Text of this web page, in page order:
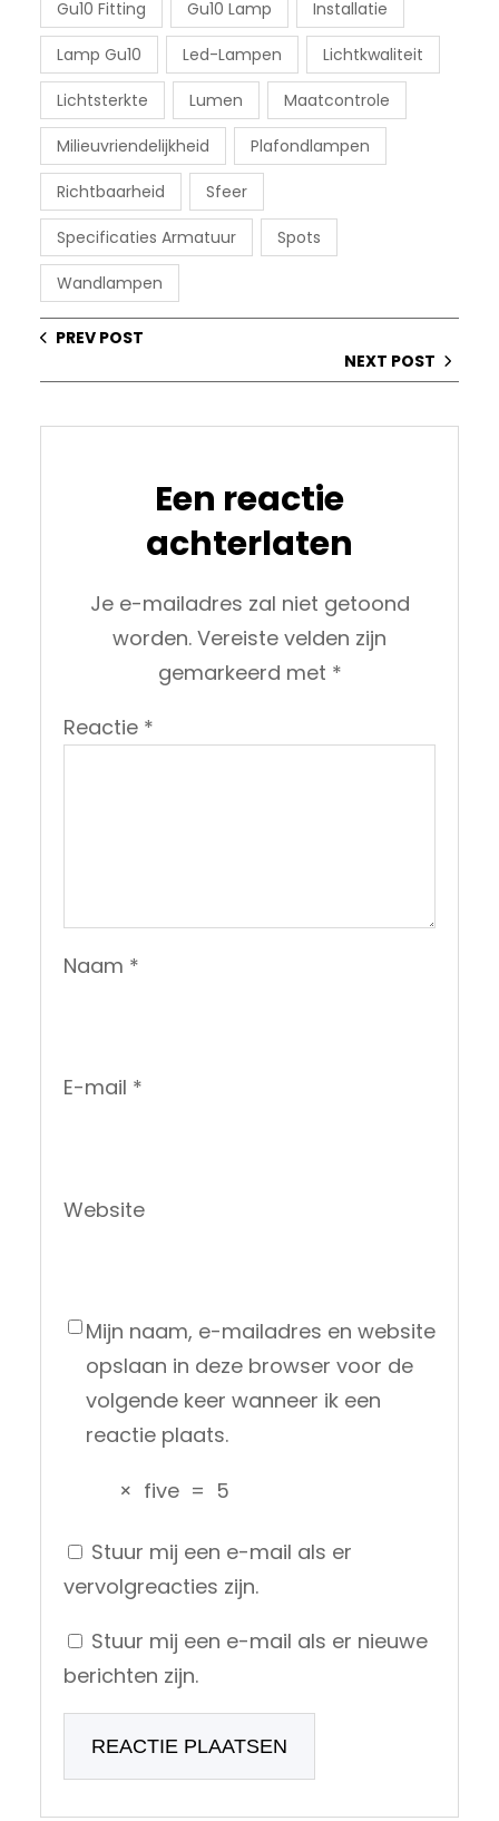
Gu10 Fitting Gu10 Lamp Installatie
Lamp Gu10 Led-Lampen Lichtkwaliteit
Lichtsterkte Lumen Maatcontrole
Milieuvriendelijkheid Plafondlampen
Richtbaarheid Sfeer
Specificaties Armatuur Spots
Wandlampen
PREV POST
NEXT POST
Een reactie
achterlaten
Je e-mailadres zal niet getoond
worden. Vereiste velden zijn
gemarkeerd met *
Reactie *
Naam *
E-mail *
Website
Mijn naam, e-mailadres en website
opslaan in deze browser voor de
volgende keer wanneer ik een
reactie plaats.
× five = 5
Stuur mij een e-mail als er
vervolgreacties zijn.
Stuur mij een e-mail als er nieuwe
berichten zijn.